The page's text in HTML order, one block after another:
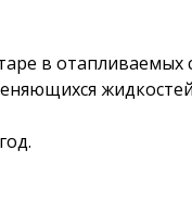
в отапливаемых